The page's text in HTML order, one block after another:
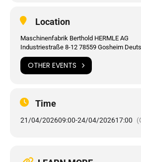
Tauchen Sie ein in die Welt der
entdecken Sie, wie wir gemeinsam schon
Location
Maschinenfabrik Berthold HERMLE AG
Industriestraße 8-12 78559 Gosheim
OTHER EVENTS
Time
21/04/202609:00-24/04/202617:00